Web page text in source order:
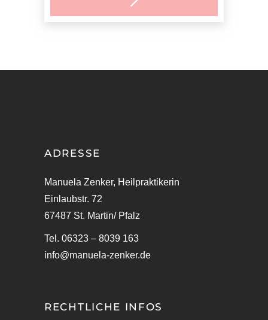
ADRESSE
Manuela Zenker, Heilpraktikerin
Einlaubstr. 72
67487 St. Martin/ Pfalz
Tel. 06323 – 8039 163
info@manuela-zenker.de
RECHTLICHE INFOS